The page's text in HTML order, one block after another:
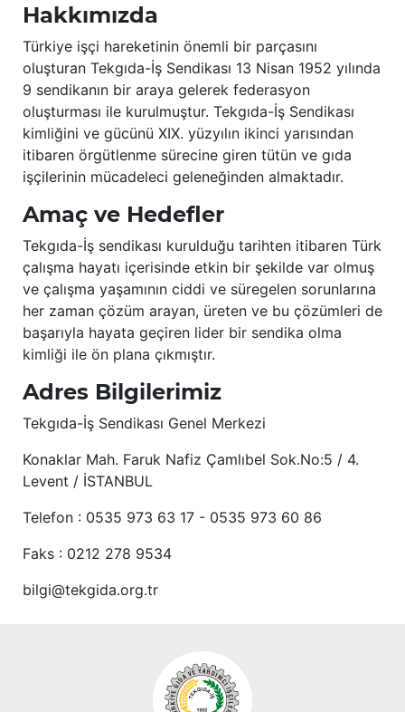
Hakkımızda
Türkiye işçi hareketinin önemli bir parçasını
oluşturan Tekgıda-İş Sendikası 13 Nisan 1952 yılında
9 sendikanın bir araya gelerek federasyon
oluşturması ile kurulmuştur. Tekgıda-İş Sendikası
kimliğini ve gücünü XIX. yüzyılın ikinci yarısından
itibaren örgütlenme sürecine giren tütün ve gıda
işçilerinin mücadeleci geleneğinden almaktadır.
Amaç ve Hedefler
Tekgıda-İş sendikası kurulduğu tarihten itibaren Türk
çalışma hayatı içerisinde etkin bir şekilde var olmuş
ve çalışma yaşamının ciddi ve süregelen sorunlarına
her zaman çözüm arayan, üreten ve bu çözümleri de
başarıyla hayata geçiren lider bir sendika olma
kimliği ile ön plana çıkmıştır.
Adres Bilgilerimiz
Tekgıda-İş Sendikası Genel Merkezi
Konaklar Mah. Faruk Nafiz Çamlıbel Sok.No:5 / 4.
Levent / İSTANBUL
Telefon : 0535 973 63 17 - 0535 973 60 86
Faks : 0212 278 9534
bilgi@tekgida.org.tr